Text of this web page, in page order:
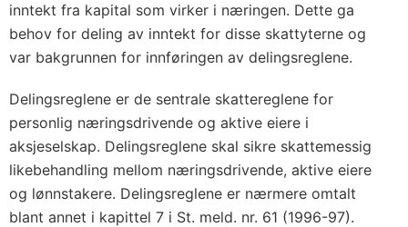
inntekt fra kapital som virker i næringen. Dette ga
behov for deling av inntekt for disse skattyterne og
var bakgrunnen for innføringen av delingsreglene.
Delingsreglene er de sentrale skattereglene for
personlig næringsdrivende og aktive eiere i
aksjeselskap. Delingsreglene skal sikre skattemessig
likebehandling mellom næringsdrivende, aktive eiere
og lønnstakere. Delingsreglene er nærmere omtalt
blant annet i kapittel 7 i St. meld. nr. 61 (1996-97).